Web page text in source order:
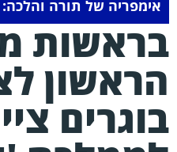
אימפריה של תורה והלכה: